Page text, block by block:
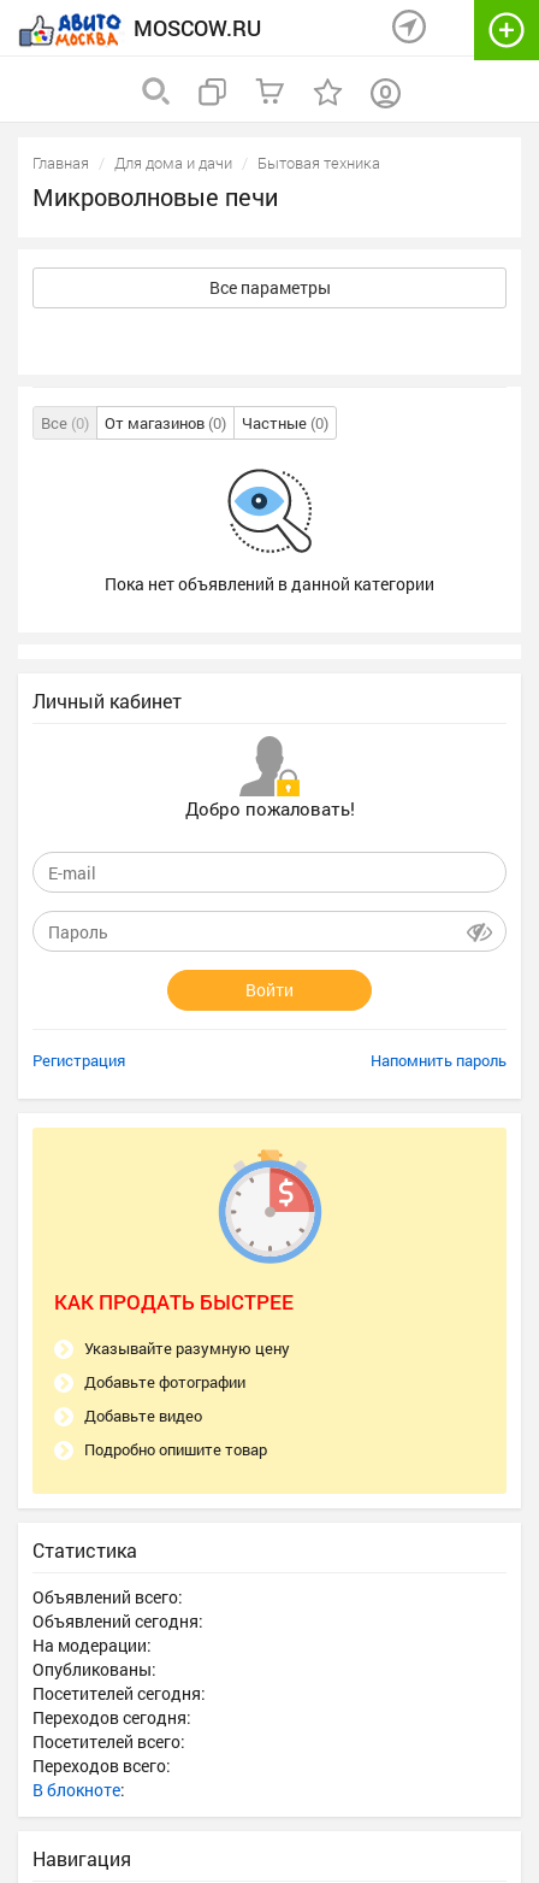
MOSCOW.RU
Главная Для дома и дачи Бытовая техника
Микроволновые печи
Все параметры
Все (0) От магазинов (0) Частные (0)
Пока нет объявлений в данной категории
Личный кабинет
Добро пожаловать!
Войти
Регистрация Напомнить пароль
КАК ПРОДАТЬ БЫСТРЕЕ
Указывайте разумную цену
Добавьте фотографии
Добавьте видео
Подробно опишите товар
Статистика
Объявлений всего:
Объявлений сегодня:
На модерации:
Опубликованы:
Посетителей сегодня:
Переходов сегодня:
Посетителей всего:
Переходов всего:
В блокноте:
Навигация